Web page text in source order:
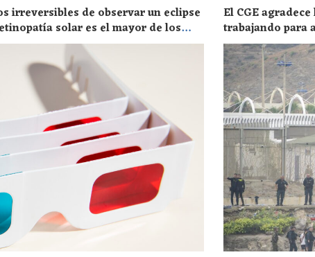
irreversibles de observar un eclipse
solar es el mayor de los
El CGE
trabajando para